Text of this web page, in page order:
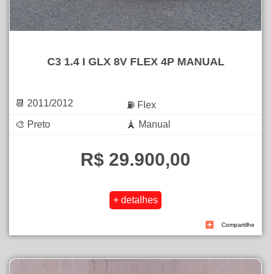
C3 1.4 I GLX 8V FLEX 4P MANUAL
📆 2011/2012
⛽ Flex
🎨 Preto
🗼 Manual
R$ 29.900,00
Compartilhe